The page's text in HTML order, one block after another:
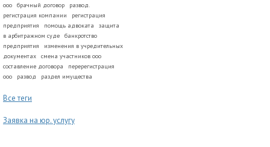
ооо
брачный договор
развод.
регистрация компании
регистрация
предприятия
помощь адвоката
защита
в арбитражном суде
банкротство
предприятия
изменения в учредительных
документах
смена участников ооо
составление договора
перерегистрация
ооо
развод раздел имущества
Все теги
Заявка на юр. услугу